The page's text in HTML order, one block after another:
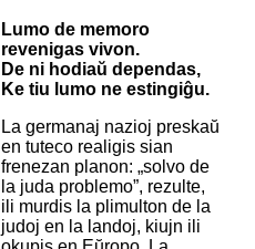
Lumo de memoro
revenigas vivon.
De ni hodiaŭ dependas,
Ke tiu lumo ne estingiĝu.
La germanaj nazioj preskaŭ
en tuteco realigis sian
frenezan planon: „solvo de
la juda problemo”, rezulte,
ili murdis la plimulton de la
judoj en la landoj, kiujn ili